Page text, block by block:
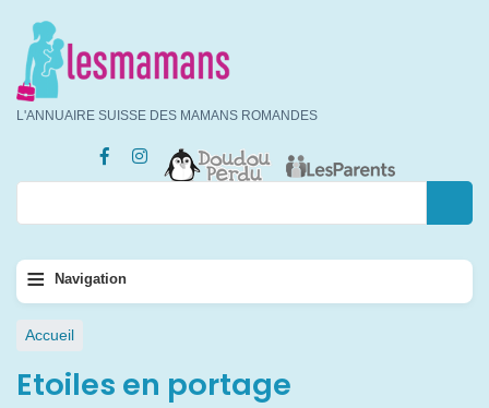
contenu
principal
L'ANNUAIRE SUISSE DES MAMANS ROMANDES
Rechercher
Navigation
principale
≡ Navigation
Fil
d'Ariane
Accueil
Etoiles en portage